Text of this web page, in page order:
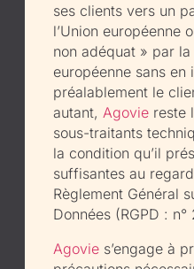
ses clients vers un
l’Union européenne
non adéquat » par
européenne sans en
préalablement le
autant, Agovie reste
sous-traitants
la condition qu’il
suffisantes au
Règlement Général
Données (RGPD :
Agovie s’engage à